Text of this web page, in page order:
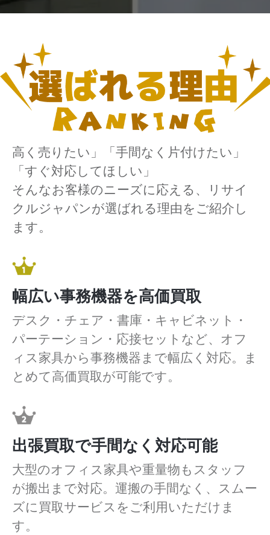
高く売りたい」「手間なく片付けたい」
「すぐ対応してほしい」
そんなお客様のニーズに応える、リサイ
クルジャパンが選ばれる理由をご紹介し
ます。
幅広い事務機器を高価買取
デスク・チェア・書庫・キャビネット・
パーテーション・応接セットなど、オフ
ィス家具から事務機器まで幅広く対応。ま
とめて高価買取が可能です。
出張買取で手間なく対応可能
大型のオフィス家具や重量物もスタッフ
が搬出まで対応。運搬の手間なく、スムー
ズに買取サービスをご利用いただけま
す。